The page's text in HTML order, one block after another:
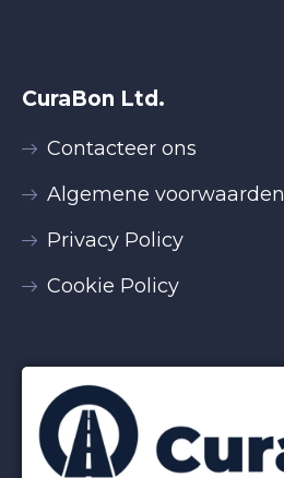
CuraBon Ltd.
Contacteer ons
Algemene voorwaarden
Privacy Policy
Cookie Policy